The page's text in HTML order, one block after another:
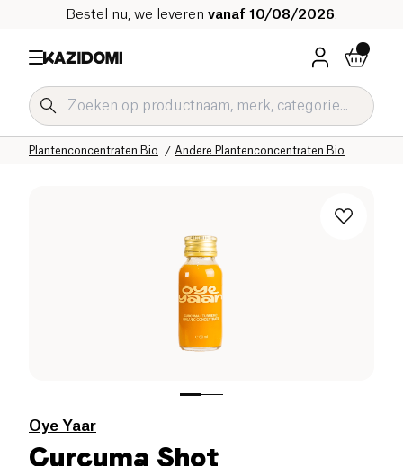
Bestel nu, we leveren vanaf 10/08/2026
Andere Plantenconcentraten Bio
Plantenconcentraten Bio
Verfrissende Dranken en Siroop Bio
Dranken Bio
Home
Oye Yaar
Curcuma Shot